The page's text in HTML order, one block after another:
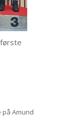
Amund